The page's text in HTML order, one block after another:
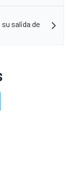
salida de